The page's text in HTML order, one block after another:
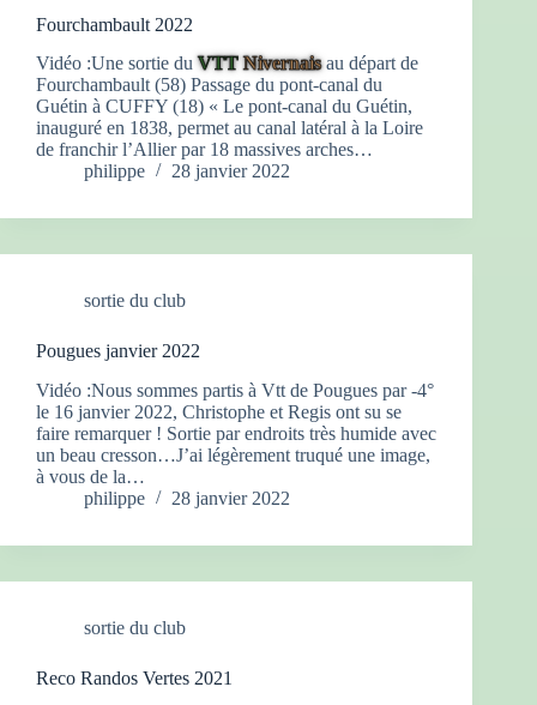
Fourchambault 2022
Vidéo :Une sortie duVTT Nivernaisau départ de
Fourchambault (58) Passage du pont-canal du
Guétin à CUFFY (18) « Le pont-canal du Guétin,
inauguré en 1838, permet au canal latéral à la Loire
de franchir l’Allier par 18 massives arches…
philippe
28 janvier 2022
sortie du club
Pougues janvier 2022
Vidéo :Nous sommes partis à Vtt de Pougues par -4°
le 16 janvier 2022, Christophe et Regis ont su se
faire remarquer ! Sortie par endroits très humide avec
un beau cresson…J’ai légèrement truqué une image,
à vous de la…
philippe
28 janvier 2022
sortie du club
Reco Randos Vertes 2021